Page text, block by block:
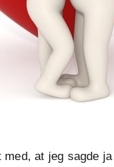
at jeg sagde